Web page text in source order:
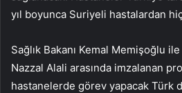
yıl boyunca Suriyeli hastalardan
Sağlık Bakanı Kemal Memişoğlu
Nazzal Alali arasında imzalanan
hastanelerde görev yapacak Türk